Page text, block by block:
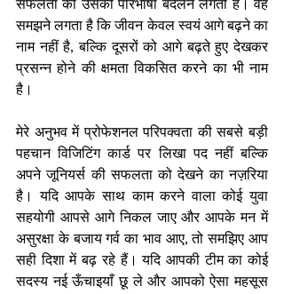
सफलता की उसकी परिभाषा बदलने लगती है। वह
समझने लगता है कि जीवन केवल स्वयं आगे बढ़ने का
नाम नहीं है, बल्कि दूसरों को आगे बढ़ते हुए देखकर
प्रसन्न होने की क्षमता विकसित करने का भी नाम
है।
मेरे अनुभव में प्रोफेशनल परिपक्वता की सबसे बड़ी
पहचान विजिटिंग कार्ड पर लिखा पद नहीं बल्कि
अपने जूनियर्स की सफलता को देखने का नज़रिया
है। यदि आपके साथ काम करने वाला कोई युवा
सहयोगी आपसे आगे निकल जाए और आपके मन में
असुरक्षा के बजाय गर्व का भाव आए, तो समझिए आप
सही दिशा में बढ़ रहे हैं। यदि आपकी टीम का कोई
सदस्य नई ऊँचाइयाँ छू ले और आपको ऐसा महसूस